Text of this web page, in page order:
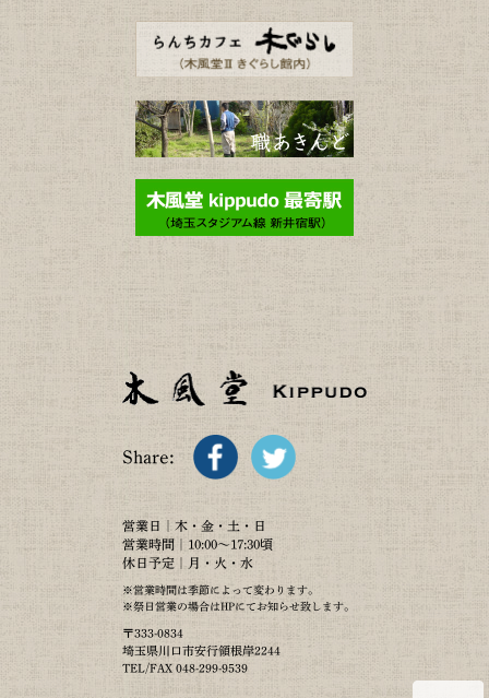
Share:
営業日｜木・金・土・日
営業時間｜10:00～17:30頃
休日予定｜月・火・水
※営業時間は季節によって変わります。
※祭日営業の場合はHPにてお知らせ致します。
〒333-0834
埼玉県川口市安行領根岸2244
TEL/FAX 048-299-9539